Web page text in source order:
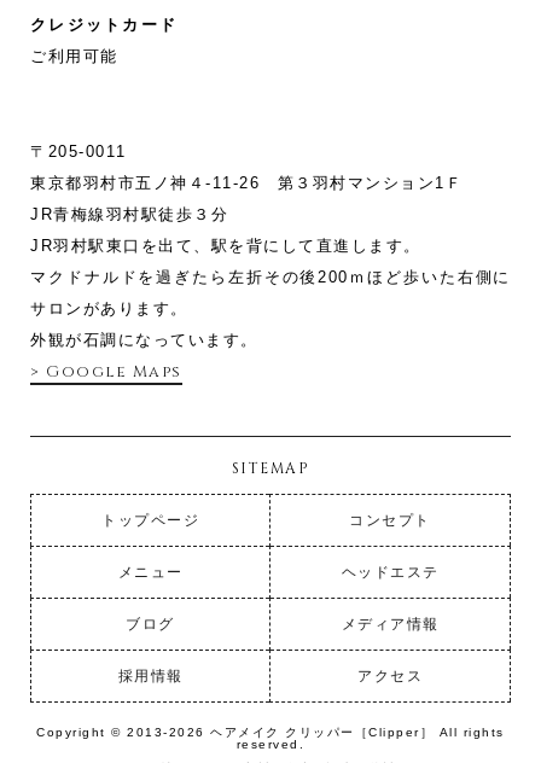
クレジットカード
ご利用可能
〒205-0011
東京都羽村市五ノ神４-11‐26 第３羽村マンション1Ｆ
JR青梅線羽村駅徒歩３分
JR羽村駅東口を出て、駅を背にして直進します。
マクドナルドを過ぎたら左折その後200ｍほど歩いた右側に
サロンがあります。
外観が石調になっています。
> Google Maps
SITEMAP
トップページ コンセプト
メニュー ヘッドエステ
ブログ メディア情報
採用情報 アクセス
Copyright © 2013-2026 ヘアメイク クリッパー［Clipper］ All rights
reserved.